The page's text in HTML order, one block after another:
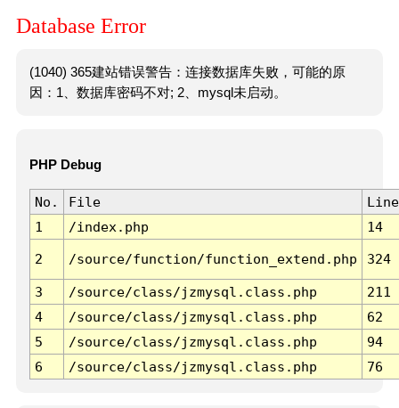
Database Error
(1040) 365建站错误警告：连接数据库失败，可能的原
因：1、数据库密码不对; 2、mysql未启动。
PHP Debug
No. File
Line
1
/index.php 14
2 /source/function/function_extend.php 324
3 /source/class/jzmysql.class.php
211
4
/source/class/jzmysql.class.php
62
5
/source/class/jzmysql.class.php
94
6
/source/class/jzmysql.class.php 76